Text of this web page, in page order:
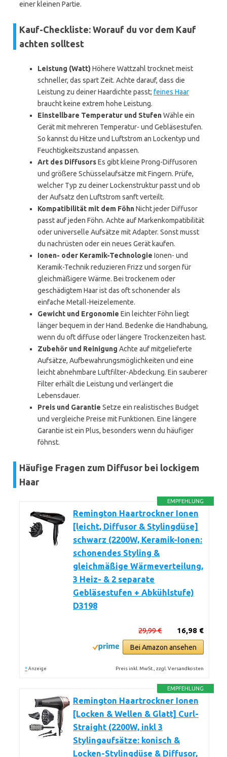
einer kleinen Partie.
Kauf-Checkliste: Worauf du vor dem Kauf
achten solltest
Leistung (Watt) Höhere Wattzahl trocknet meist
schneller, das spart Zeit. Achte darauf, dass die
Leistung zu deiner Haardichte passt; feines Haar
braucht keine extrem hohe Leistung.
Einstellbare Temperatur und StufenWähle ein
Gerät mit mehreren Temperatur- und Gebläsestufen.
So kannst du Hitze und Luftstrom an Lockentyp und
Feuchtigkeitszustand anpassen.
Art des DiffusorsEs gibt kleine Prong-Diffusoren
und größere Schüsselaufsätze mit Fingern. Prüfe,
welcher Typ zu deiner Lockenstruktur passt und ob
der Aufsatz den Luftstrom sanft verteilt.
Kompatibilität mit dem FöhnNicht jeder Diffusor
passt auf jeden Föhn. Achte auf Markenkompatibilität
oder universelle Aufsätze mit Adapter. Sonst musst
du nachrüsten oder ein neues Gerät kaufen.
Ionen- oder Keramik-Technologie Ionen- und
Keramik-Technik reduzieren Frizz und sorgen für
gleichmäßigere Wärme. Bei trockenem oder
geschädigtem Haar ist das oft schonender als
einfache Metall-Heizelemente.
Gewicht und Ergonomie Ein leichter Föhn liegt
länger bequem in der Hand. Bedenke die Handhabung,
wenn du oft diffuse oder längere Trockenzeiten hast.
Zubehör und Reinigung Achte auf mitgelieferte
Aufsätze, Aufbewahrungsmöglichkeiten und eine
leicht abnehmbare Luftfilter-Abdeckung. Ein sauberer
Filter erhält die Leistung und verlängert die
Lebensdauer.
Preis und Garantie Setze ein realistisches Budget
und vergleiche Preise mit Funktionen. Eine längere
Garantie ist ein Plus, besonders wenn du häufiger
föhnst.
Häufige Fragen zum Diffusor bei lockigem
Haar
EMPFEHLUNG
Remington Haartrockner Ionen
[leicht, Diffusor & Stylingdüse]
schwarz (2200W, Keramik-Ionen:
schonendes Styling &
gleichmäßige Wärmeverteilung,
3 Heiz- & 2 separate
Gebläsestufen + Abkühlstufe)
D3198
16,98 €
29,99 €
Bei Amazon ansehen
* Anzeige Preis inkl. MwSt., zzgl. Versandkosten
EMPFEHLUNG
Remington Haartrockner Ionen
[Locken & Wellen & Glatt] Curl-
Straight (2200W, inkl 3
Stylingaufsätze: konisch &
Locken-Stylingdüse & Diffusor,